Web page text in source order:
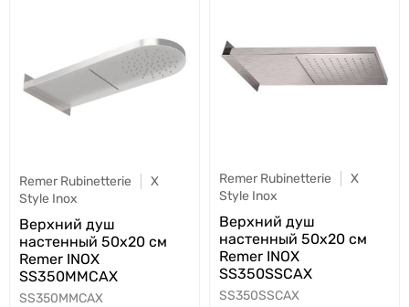
Remer Rubinetterie
X
Style Inox
Верхний душ
настенный 50x20 см
Remer INOX
SS350MMCAX
SS350MMCAX
Remer Rubinetterie
X
Style Inox
Верхний душ
настенный 50x20 см
Remer INOX
SS350SSCAX
SS350SSCAX